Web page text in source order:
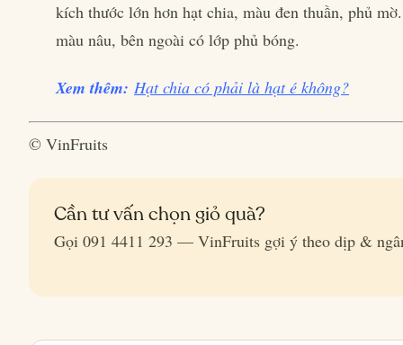
kích thước lớn hơn hạt chia, màu đen thuần, phủ
màu nâu, bên ngoài có lớp phủ bóng.
Xem thêm: Hạt chia có phải là hạt é không?
© VinFruits
Cần tư vấn chọn giỏ quà?
Gọi 091 4411 293 — VinFruits gợi ý theo dịp &